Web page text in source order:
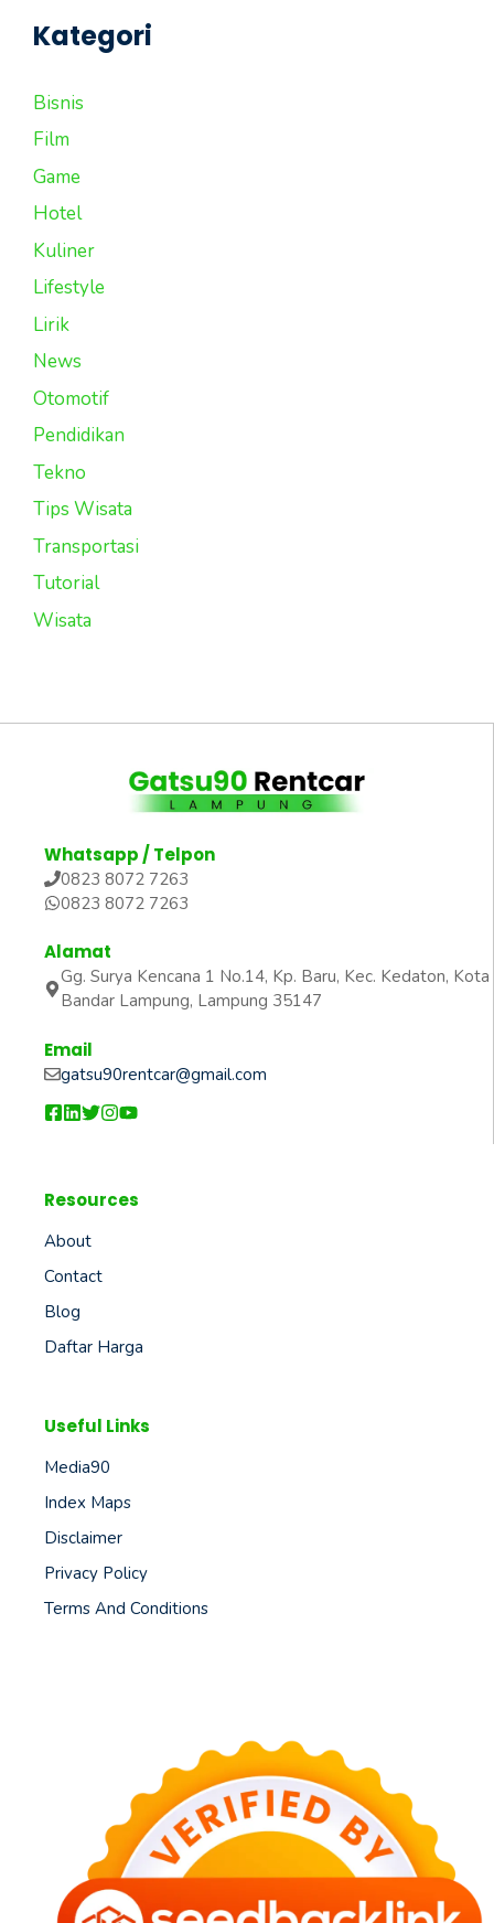
Kategori
Bisnis
Film
Game
Hotel
Kuliner
Lifestyle
Lirik
News
Otomotif
Pendidikan
Tekno
Tips Wisata
Transportasi
Tutorial
Wisata
Whatsapp / Telpon
0823 8072 7263
0823 8072 7263
Alamat
Gg. Surya Kencana 1 No.14, Kp. Baru, Kec. Kedaton, Kota
Bandar Lampung, Lampung 35147
Email
gatsu90rentcar@gmail.com
Resources
About
Contact
Blog
Daftar Harga
Useful Links
Media90
Index Maps
Disclaimer
Privacy Policy
Terms And Conditions